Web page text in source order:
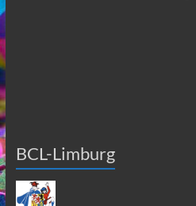
BCL-Limburg